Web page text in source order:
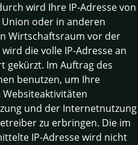
wird Ihre IP-Adresse von
oder in anderen
Wirtschaftsraum vor der
die volle IP-Adresse an
gekürzt. Im Auftrag des
benutzen, um Ihre
und der Internetnutzung
zu erbringen. Die im
IP-Adresse wird nicht